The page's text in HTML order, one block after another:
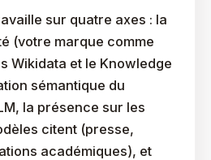
sur quatre axes : la
(votre marque comme
Wikidata et le Knowledge
sémantique du
la présence sur les
citent (presse,
académiques), et